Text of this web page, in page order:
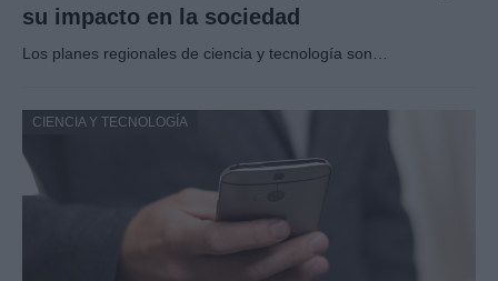
su impacto en la sociedad
Los planes regionales de ciencia y tecnología son…
CIENCIA Y TECNOLOGÍA